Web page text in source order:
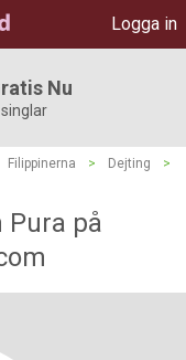
Logga in
Nu
Filippinerna > Dejting
>
på